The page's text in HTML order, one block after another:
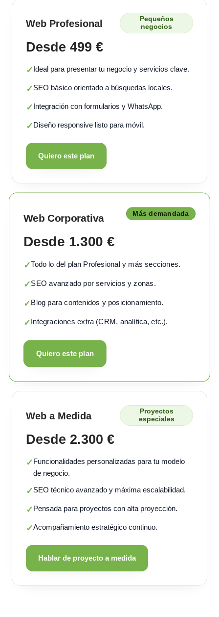
Web Profesional
Pequeños
negocios
Desde 499 €
✓Ideal para presentar tu negocio y servicios clave.
✓SEO básico orientado a búsquedas locales.
✓Integración con formularios y WhatsApp.
✓Diseño responsive listo para móvil.
Quiero este plan
Web Corporativa Más demandada
Desde 1.300 €
✓Todo lo del plan Profesional y más secciones.
✓SEO avanzado por servicios y zonas.
✓Blog para contenidos y posicionamiento.
✓Integraciones extra (CRM, analítica, etc.).
Quiero este plan
Web a Medida
Proyectos
especiales
Desde 2.300 €
✓Funcionalidades personalizadas para tu modelo
de negocio.
✓SEO técnico avanzado y máxima escalabilidad.
✓Pensada para proyectos con alta proyección.
✓Acompañamiento estratégico continuo.
Hablar de proyecto a medida